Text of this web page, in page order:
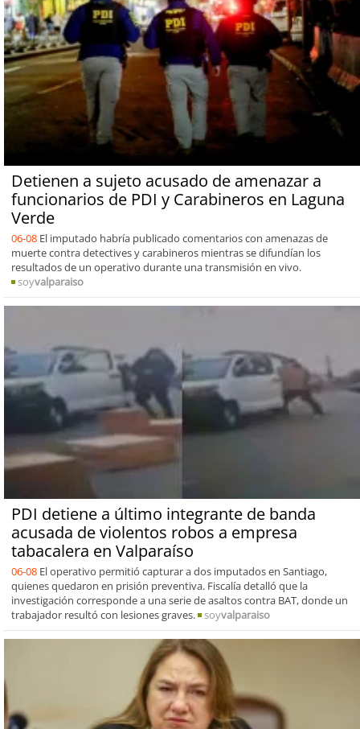
Detienen a sujeto acusado de amenazar a
funcionarios de PDI y Carabineros en Laguna
Verde
06-08 El imputado habría publicado comentarios con amenazas de
muerte contra detectives y carabineros mientras se difundían los
resultados de un operativo durante una transmisión en vivo.
soyvalparaiso
PDI detiene a último integrante de banda
acusada de violentos robos a empresa
tabacalera en Valparaíso
06-08 El operativo permitió capturar a dos imputados en Santiago,
quienes quedaron en prisión preventiva. Fiscalía detalló que la
investigación corresponde a una serie de asaltos contra BAT, donde un
trabajador resultó con lesiones graves.
soyvalparaiso